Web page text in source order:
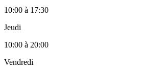
10:00 à 17:30
Jeudi
10:00 à 20:00
Vendredi